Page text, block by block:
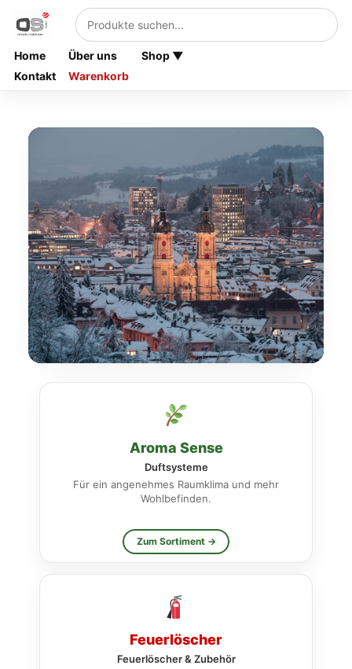
Home Über uns
Shop ▼
Kontakt
Warenkorb
Vertrauen. Qualität.
Produkte für Ihren Alltag und Ihre Sicherheit.
Aroma Sense
Duftsysteme
Für ein angenehmes Raumklima und mehr
Wohlbefinden.
Zum Sortiment →
Feuerlöscher
Feuerlöscher & Zubehör